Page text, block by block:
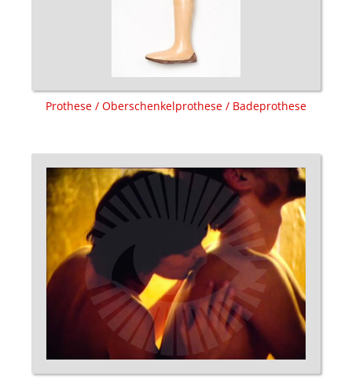
Prothese / Oberschenkelprothese / Badeprothese